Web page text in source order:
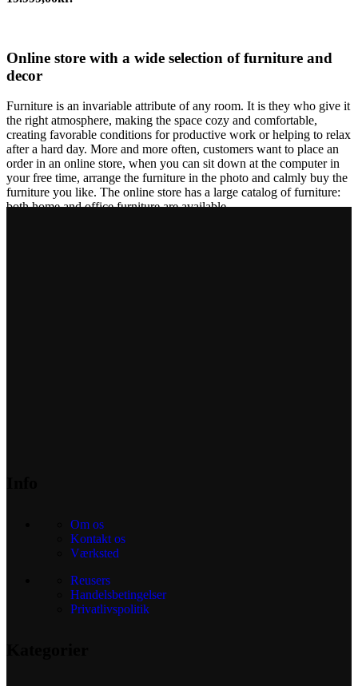
Online store with a wide selection of furniture and
decor
Furniture is an invariable attribute of any room. It is they who give it
the right atmosphere, making the space cozy and comfortable,
creating favorable conditions for productive work or helping to relax
after a hard day. More and more often, customers want to place an
order in an online store, when you can sit down at the computer in
your free time, arrange the furniture in the photo and calmly buy the
furniture you like. The online store has a large catalog of furniture:
both home and office furniture are available.
Om os
Kontakt os
Værksted
Reusers
Handelsbetingelser
Privatlivspolitik